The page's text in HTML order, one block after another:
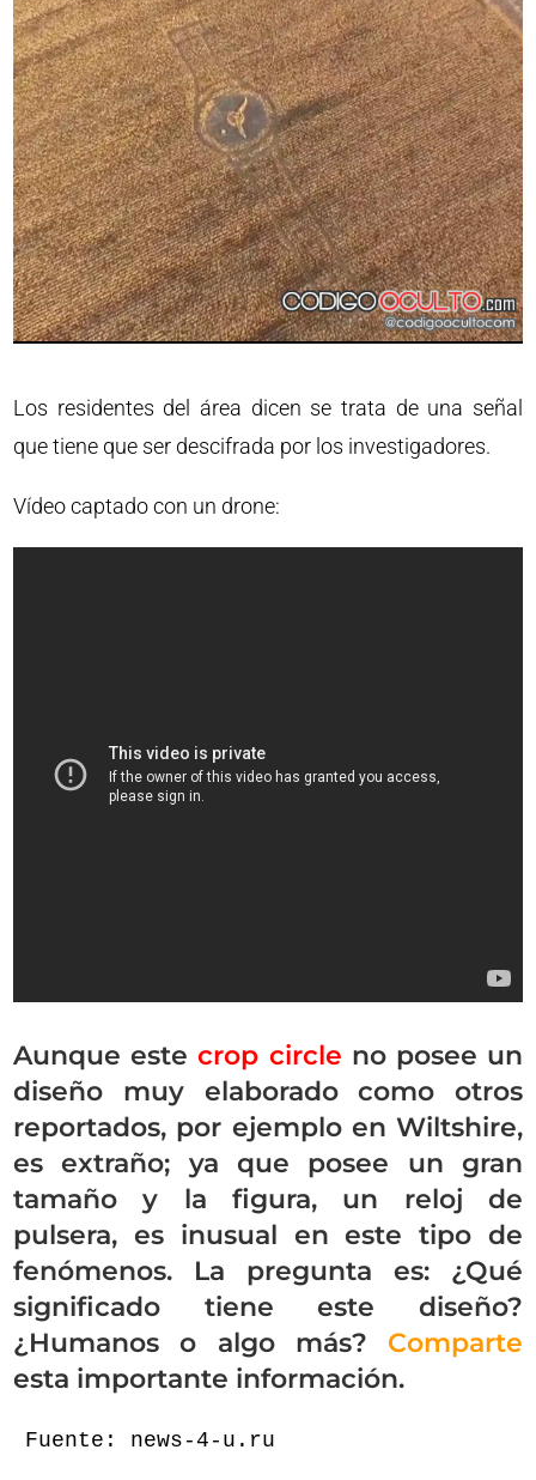
Los residentes del área dicen se trata de una señal
que tiene que ser descifrada por los investigadores.
Vídeo captado con un drone:
Aunque estecrop circle no posee un
diseño muy elaborado como otros
reportados, por ejemplo en Wiltshire,
es extraño; ya que posee un gran
tamaño y la figura, un reloj de
pulsera, es inusual en este tipo de
fenómenos. La pregunta es: ¿Qué
significado tiene este diseño?
¿Humanos o algo más? Comparte
esta importante información.
Fuente: news-4-u.ru